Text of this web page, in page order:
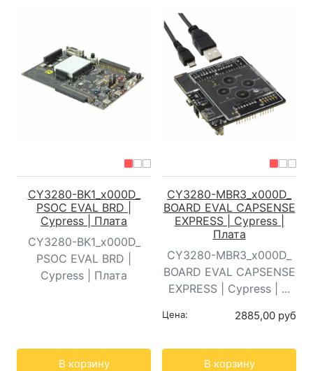
CY3280-BK1_x000D_
PSOC EVAL BRD |
Cypress | Плата
CY3280-BK1_x000D_
PSOC EVAL BRD |
Cypress | Плата
В корзину
CY3280-MBR3_x000D_
BOARD EVAL CAPSENSE
EXPRESS | Cypress |
Плата
CY3280-MBR3_x000D_
BOARD EVAL CAPSENSE
EXPRESS | Cypress | ...
Цена: 2885,00 руб
В корзину